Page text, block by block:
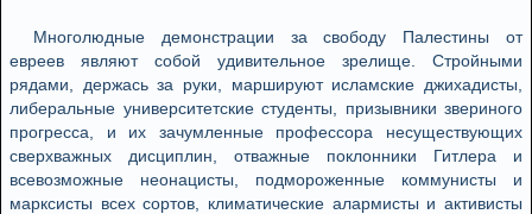
Многолюдные демонстрации за свободу Палестины от
евреев являют собой удивительное зрелище. Стройными
рядами, держась за руки, маршируют исламские джихадисты,
либеральные университетские студенты, призывники звериного
прогресса, и их зачумленные профессора несуществующих
сверхважных дисциплин, отважные поклонники Гитлера и
всевозможные неонацисты, подмороженные коммунисты и
марксисты всех сортов, климатические алармисты и активисты